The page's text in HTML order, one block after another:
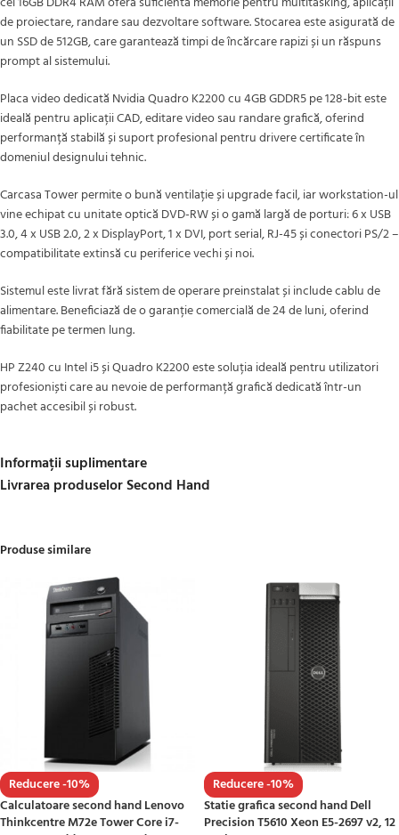
de proiectare, randare sau dezvoltare software. Stocarea este asigurată de
un SSD de 512GB, care garantează timpi de încărcare rapizi și un răspuns
prompt al sistemului.
Placa video dedicată Nvidia Quadro K2200 cu 4GB GDDR5 pe 128-bit este
ideală pentru aplicații CAD, editare video sau randare grafică, oferind
performanță stabilă și suport profesional pentru drivere certificate în
domeniul designului tehnic.
Carcasa Tower permite o bună ventilație și upgrade facil, iar workstation-ul
vine echipat cu unitate optică DVD-RW și o gamă largă de porturi: 6 x USB
3.0, 4 x USB 2.0, 2 x DisplayPort, 1 x DVI, port serial, RJ-45 și conectori PS/2 –
compatibilitate extinsă cu periferice vechi și noi.
Sistemul este livrat fără sistem de operare preinstalat și include cablu de
alimentare. Beneficiază de o garanție comercială de 24 de luni, oferind
fiabilitate pe termen lung.
HP Z240 cu Intel i5 și Quadro K2200 este soluția ideală pentru utilizatori
profesioniști care au nevoie de performanță grafică dedicată într-un
pachet accesibil și robust.
Informații suplimentare
Livrarea produselor Second Hand
Produse similare
Reducere -10%
Calculatoare second hand Lenovo
Thinkcentre M72e Tower Core i7-
Reducere -10%
Statie grafica second hand Dell
Precision T5610 Xeon E5-2697 v2, 12